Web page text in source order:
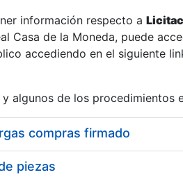
información respecto a
Casa de la Moneda, puede
accediendo en el siguiente
algunos de los procedimientos
compras firmado
piezas